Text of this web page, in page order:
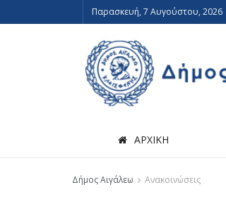
Παρασκευή, 7 Αυγούστου, 2026
ΑΡΧΙΚΗ
Δήμος Αιγάλεω Ανακοινώσεις